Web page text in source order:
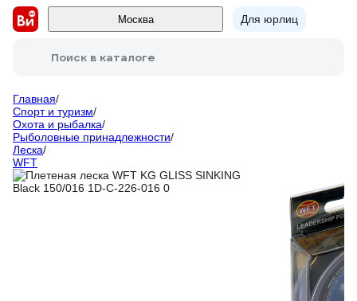
Москва Для юрлиц
Поиск в каталоге
Главная/
Спорт и туризм/
Охота и рыбалка/
Рыболовные принадлежности/
Леска/
WFT